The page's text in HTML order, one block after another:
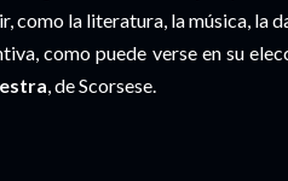
como la literatura, la música, la
como puede verse en su
, de Scorsese.